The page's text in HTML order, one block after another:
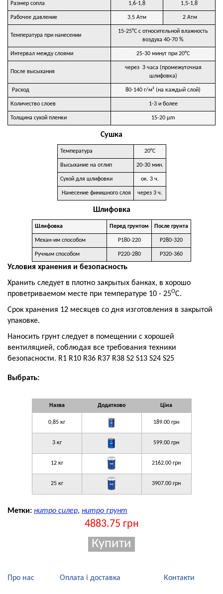
Размер сопла 1,6-1,8 1,5-1,8
Рабочее давление 3,5 Атм 2 Атм
Температура при нанесении
15-25°C с относительной влажность
воздуха 40-70 %
Интервал между слоями 25-30 минут при 20°C
После высыхания
через 3 часа (промежуточная
шлифовка)
Расход 80-140 г/м² (на каждый слой)
Количество слоев 1-3 и более
Толщина сухой пленки 15-20 µm
Сушка
Температура 20°C
Высыхание на отлип 20-30 мин.
Сухой для шлифовки ок. 3 ч.
Нанесение финишного слоя через 3 ч.
Шлифовка
Шлифовка Перед грунтом После грунта
Механ-им способом Р180-220 Р280-320
Ручным способом Р220-280 Р320-360
Условия хранения и безопасность
Хранить следует в плотно закрытых банках, в хорошо
проветриваемом месте при температуре 10 - 25ОС.
Срок хранения 12 месяцев со дня изготовления в закрытой
упаковке.
Наносить грунт следует в помещении с хорошей
вентиляцией, соблюдая все требования техники
безопасности. R1 R10 R36 R37 R38 S2 S13 S24 S25
Выбрать:
Назва Додатково Ціна
0,85 кг 189.00 грн
3 кг 599.00 грн
12 кг 2162.00 грн
25 кг 3907.00 грн
Метки: нитро силер, нитро грунт
4883.75 грн
Про нас Оплата і доставка Контакти